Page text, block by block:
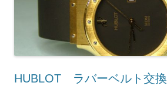
HUBLOT ラバーベルト交換